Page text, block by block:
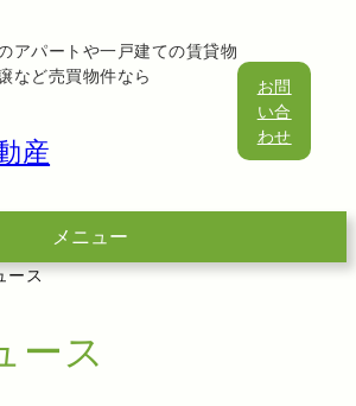
アパートや一戸建ての賃貸物
など売買物件なら
産
お問
い合
わせ
メニュー
ース
ース